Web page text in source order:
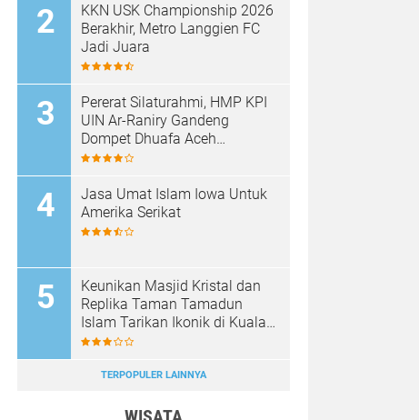
KKN USK Championship 2026
Berakhir, Metro Langgien FC
Jadi Juara
Pererat Silaturahmi, HMP KPI
UIN Ar-Raniry Gandeng
Dompet Dhuafa Aceh
Sukseskan Communication
Jasa Umat Islam Iowa Untuk
Amerika Serikat
Keunikan Masjid Kristal dan
Replika Taman Tamadun
Islam Tarikan Ikonik di Kuala
Terengganu, Malaysia
TERPOPULER LAINNYA